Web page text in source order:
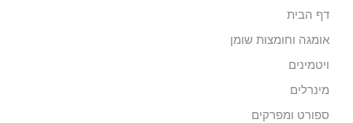
דף הבית
אומגה וחומצות שומן
ויטמינים
מינרלים
ספורט ומפרקים